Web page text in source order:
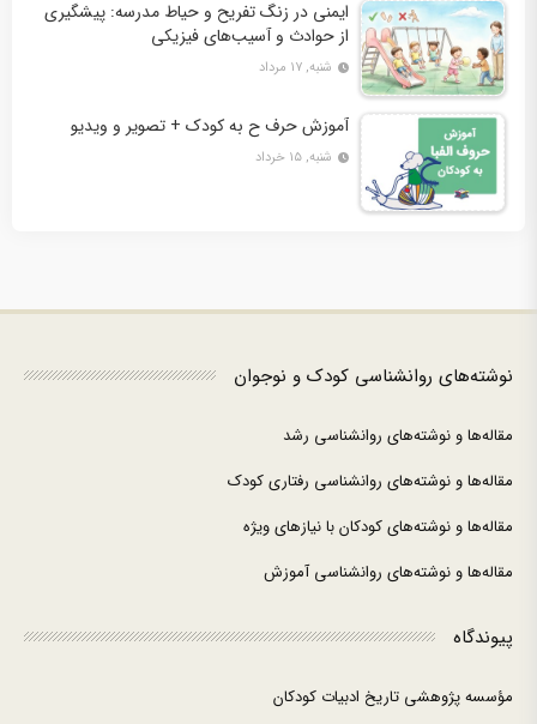
ایمنی در زنگ تفریح و حیاط مدرسه: پیشگیری
از حوادث و آسیب‌های فیزیکی
شنبه, ۱۷ مرداد
آموزش حرف ح به کودک + تصویر و ویدیو
شنبه, ۱۵ خرداد
نوشته‌های روانشناسی کودک و نوجوان
مقاله‌ها و نوشته‌های روانشناسی رشد
مقاله‌ها و نوشته‌های روانشناسی رفتاری کودک
مقاله‌ها و نوشته‌های کودکان با نیازهای ویژه
مقاله‌ها و نوشته‌های روانشناسی آموزش
پیوندگاه
مؤسسه پژوهشی تاریخ ادبیات کودکان